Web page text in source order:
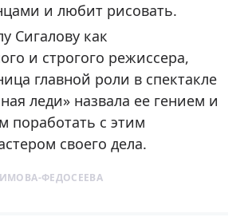
и любит рисовать.
Сигалову как
и строгого режиссера,
главной роли в спектакле
леди» назвала ее гением и
поработать с этим
своего дела.
ФЕДОСЕЕВА